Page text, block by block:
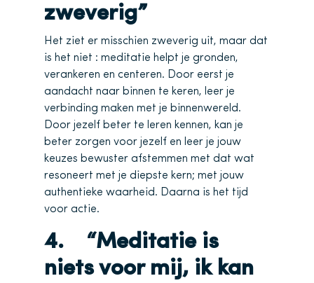
zweverig”
Het ziet er misschien zweverig uit, maar dat
is het niet : meditatie helpt je gronden,
verankeren en centeren. Door eerst je
aandacht naar binnen te keren, leer je
verbinding maken met je binnenwereld.
Door jezelf beter te leren kennen, kan je
beter zorgen voor jezelf en leer je jouw
keuzes bewuster afstemmen met dat wat
resoneert met je diepste kern; met jouw
authentieke waarheid. Daarna is het tijd
voor actie.
4. “Meditatie is
niets voor mij, ik kan